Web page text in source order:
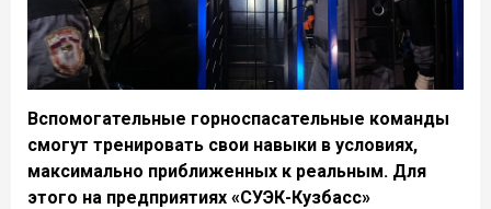
Вспомогательные горноспасательные команды
смогут тренировать свои навыки в условиях,
максимально приближенных к реальным. Для
этого на предприятиях «СУЭК-Кузбасс»